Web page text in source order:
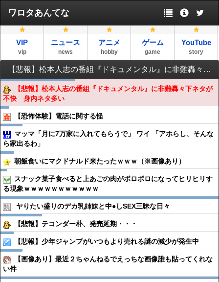
ワロタあんてな
VIP
vip
ニュース
news
アニメ
hobby
ゲーム
game
YouTube
story
【悲報】松本人志の番組『ドキュメンタル』に非難轟々下ネタが不快 身内ネタ多い
【悲報】松本人志の番組『ドキュメンタル』に非難轟々下ネタが
不快 身内ネタ多い
【恐怖体験】電話に関する怪
マッマ「月に7万家に入れてもらうで」 ワイ 「アホらし、そんな
ら家出るわ」
朝飯食いにマクドナルド来たったｗｗｗ（※画像あり）
スナック菓子食べると上あごの肉がボロボロになってヒリヒリす
る現象ｗｗｗｗｗｗｗｗｗｗｗ
ヤりたい盛りのデカ乳姉妹と中●︎しSEX三昧な日々
【悲報】テコンダー朴、発売延期・・・
【悲報】少年ジャンプがいつもより売れる謎の減少が発生中
【画像あり】最近２ちゃんねるでえっちな画像誰も貼ってくれな
い件